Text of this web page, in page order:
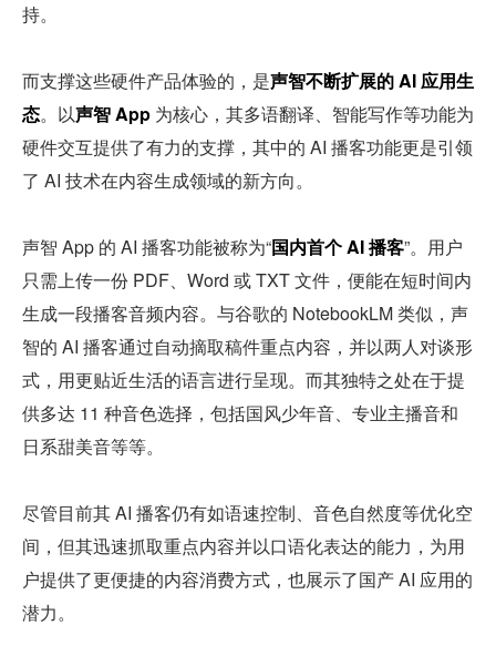
持。
而支撑这些硬件产品体验的，是声智不断扩展的 AI 应用生
态。以声智 App 为核心，其多语翻译、智能写作等功能为
硬件交互提供了有力的支撑，其中的 AI 播客功能更是引领
了 AI 技术在内容生成领域的新方向。
声智 App 的 AI 播客功能被称为“国内首个 AI 播客”。用户
只需上传一份 PDF、Word 或 TXT 文件，便能在短时间内
生成一段播客音频内容。与谷歌的 NotebookLM 类似，声
智的 AI 播客通过自动摘取稿件重点内容，并以两人对谈形
式，用更贴近生活的语言进行呈现。而其独特之处在于提
供多达 11 种音色选择，包括国风少年音、专业主播音和
日系甜美音等等。
尽管目前其 AI 播客仍有如语速控制、音色自然度等优化空
间，但其迅速抓取重点内容并以口语化表达的能力，为用
户提供了更便捷的内容消费方式，也展示了国产 AI 应用的
潜力。